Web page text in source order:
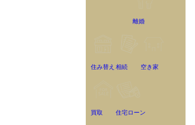
離婚
住み替え 相続 空き家
買取 住宅ローン